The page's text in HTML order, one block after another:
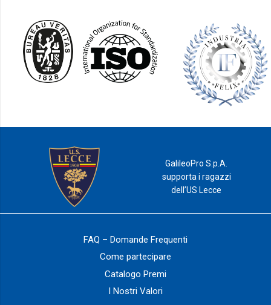
GalileoPro S.p.A.
supporta i ragazzi
dell’US Lecce
FAQ – Domande Frequenti
Come partecipare
Catalogo Premi
I Nostri Valori